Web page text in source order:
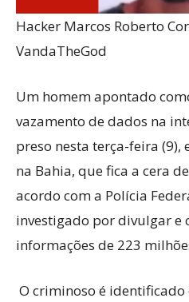
Hacker Marcos Roberto
VandaTheGod
Um homem apontado
vazamento de dados na
preso nesta terça-feira (9),
na Bahia, que fica a cera
acordo com a Polícia
investigado por divulgar e
informações de 223
O criminoso é identificado